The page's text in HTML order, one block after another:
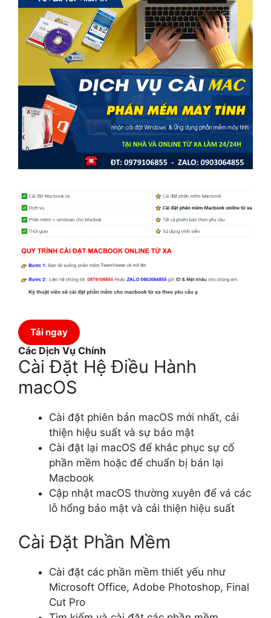
Tải ngay
Các Dịch Vụ Chính
Cài Đặt Hệ Điều Hành
macOS
Cài đặt phiên bản macOS mới nhất, cải
thiện hiệu suất và sự bảo mật
Cài đặt lại macOS để khắc phục sự cố
phần mềm hoặc để chuẩn bị bán lại
Macbook
Cập nhật macOS thường xuyên để vá các
lỗ hổng bảo mật và cải thiện hiệu suất
Cài Đặt Phần Mềm
Cài đặt các phần mềm thiết yếu như
Microsoft Office, Adobe Photoshop, Final
Cut Pro